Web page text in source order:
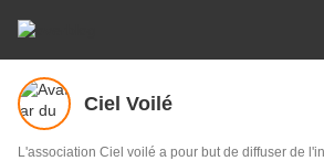
Ciel Voilé
L'association Ciel voilé a pour but de diffuser de